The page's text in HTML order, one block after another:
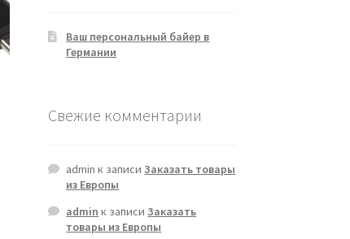
Ваш персональный байер в
Германии
Свежие комментарии
admin к записиЗаказать товары
из Европы
admin к записиЗаказать
товары из Европы